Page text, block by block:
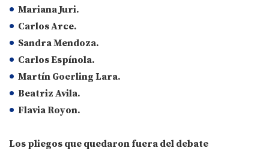
Mariana Juri.
Carlos Arce.
Sandra Mendoza.
Carlos Espínola.
Martín Goerling Lara.
Beatriz Avila.
Flavia Royon.
Los pliegos que quedaron fuera del debate